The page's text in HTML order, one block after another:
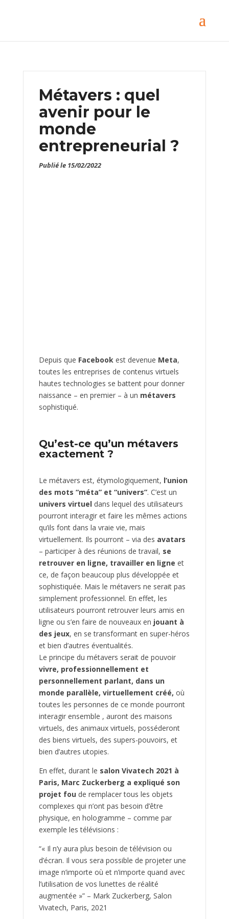
Métavers : quel
avenir pour le
monde
entrepreneurial ?
Publié le 15/02/2022
Depuis que Facebookest devenue Meta,
toutes les entreprises de contenus virtuels
hautes technologies se battent pour donner
naissance – en premier – à un métavers
sophistiqué.
Qu’est-ce qu’un métavers
exactement ?
Le métavers est, étymologiquement, l’union
des mots “méta” et “univers”. C’est un
univers virtueldans lequel des utilisateurs
pourront interagir et faire les mêmes actions
qu’ils font dans la vraie vie, mais
virtuellement. Ils pourront – via des avatars
– participer à des réunions de travail, se
retrouver en ligne, travailler en ligne et
ce, de façon beaucoup plus développée et
sophistiquée. Mais le métavers ne serait pas
simplement professionnel. En effet, les
utilisateurs pourront retrouver leurs amis en
ligne ou s’en faire de nouveaux en jouant à
des jeux, en se transformant en super-héros
et bien d’autres éventualités.
Le principe du métavers serait de pouvoir
vivre, professionnellement et
personnellement parlant, dans un
monde parallèle, virtuellement créé, où
toutes les personnes de ce monde pourront
interagir ensemble , auront des maisons
virtuels, des animaux virtuels, posséderont
des biens virtuels, des supers-pouvoirs, et
bien d’autres utopies.
En effet, durant le salon Vivatech 2021 à
Paris, Marc Zuckerberg a expliqué son
projet foude remplacer tous les objets
complexes qui n’ont pas besoin d’être
physique, en hologramme – comme par
exemple les télévisions :
“« Il n’y aura plus besoin de télévision ou
d’écran. Il vous sera possible de projeter une
image n’importe où et n’importe quand avec
l’utilisation de vos lunettes de réalité
augmentée »” – Mark Zuckerberg, Salon
Vivatech, Paris, 2021